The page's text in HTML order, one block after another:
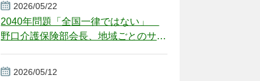
2026/05/22
2040年問題「全国一律ではない」
野口介護保険部会長、地域ごとのサー
2026/05/12